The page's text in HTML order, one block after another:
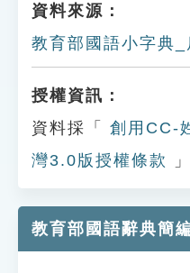
資料來源：
教育部國語小字典_
授權資訊：
資料採「
創用CC-
灣3.0版授權條款
教育部國語辭典簡